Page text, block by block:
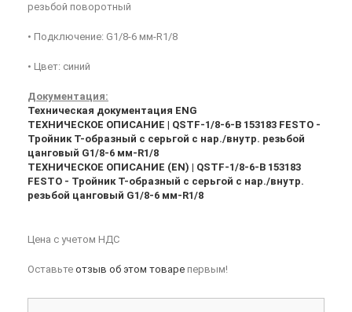
резьбой поворотный
• Подключение: G1/8-6 мм-R1/8
• Цвет: синий
Документация:
Техническая документация ENG
ТЕХНИЧЕСКОЕ ОПИСАНИЕ | QSTF-1/8-6-B 153183 FESTO -
Тройник T-образный с серьгой с нар./внутр. резьбой
цанговый G1/8-6 мм-R1/8
ТЕХНИЧЕСКОЕ ОПИСАНИЕ (EN) | QSTF-1/8-6-B 153183
FESTO - Тройник T-образный с серьгой с нар./внутр.
резьбой цанговый G1/8-6 мм-R1/8
Цена с учетом НДС
Оставьте отзыв об этом товаре первым!